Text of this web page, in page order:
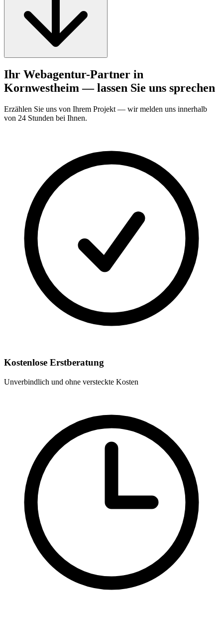
Ihr Webagentur-Partner in
Kornwestheim — lassen Sie uns sprechen
Erzählen Sie uns von Ihrem Projekt — wir melden uns innerhalb
von 24 Stunden bei Ihnen.
Kostenlose Erstberatung
Unverbindlich und ohne versteckte Kosten